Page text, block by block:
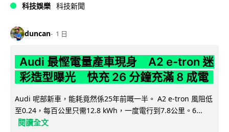
科技娛樂 科技新聞
duncan 1 日
Audi 最慳電量產車現身 A2 e-tron 迷
彩造型曝光 快充 26 分鐘充滿 8 成電
Audi 呢部新車，能耗竟然係25年前嘅一半。 A2 e-tron 風阻低
至0.24，每百公里只需12.8 kWh，一度電行到7.8公里。6...
閱讀全文